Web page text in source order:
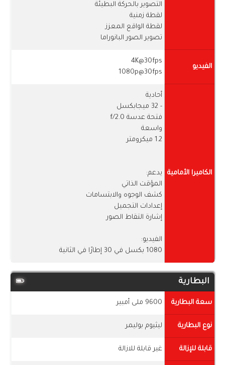
التصوير بالحركة البطيئة
لقطة زمنية
لقطة الواقع المعزز
تصوير الصور البانوراما
الفيديو
4K@30fps
1080p@30fps
الكاميرا الأمامية
أحادية
- 32 ميجابكسل
فتحة عدسة f/2.0
واسعة
1.2 ميكرومتر
يدعم:
المؤقت الذاتي
كشف الوجوه والابتسامات
إعدادات التجميل
إشارة التقاط الصور
الفيديو:
1080 بكسل في 30 إطارًا في الثانية
البطارية
سعة البطارية 9600 ملى أمبير
نوع البطارية ليثيوم بوليمر
قابلة للإزالة غير قابلة للازالة